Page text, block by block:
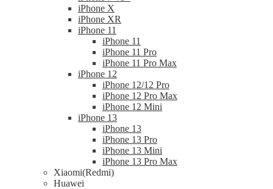
iPhone X
iPhone XR
iPhone 11
iPhone 11
iPhone 11 Pro
iPhone 11 Pro Max
iPhone 12
iPhone 12/12 Pro
iPhone 12 Pro Max
iPhone 12 Mini
iPhone 13
iPhone 13
iPhone 13 Pro
iPhone 13 Mini
iPhone 13 Pro Max
Xiaomi(Redmi)
Huawei